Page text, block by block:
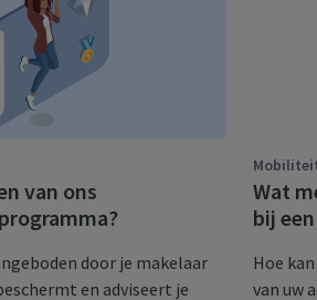
van ons
door je makelaar
en adviseert je
Wat
bij
Hoe
van uw